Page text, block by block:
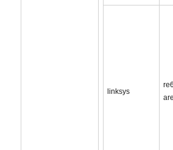
linksys
are